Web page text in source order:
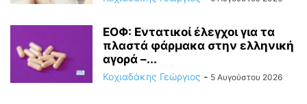
ΕΟΦ: Εντατικοί έλεγχοι για τα
πλαστά φάρμακα στην ελληνική
αγορά –...
Κοχιαδάκης Γεώργιος - 5 Αυγούστου 2026